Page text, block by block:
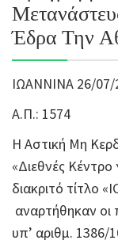
Έδρα Την
ΙΩΑΝΝΙΝΑ 26/07/
Α.Π.: 1574
Η Αστική Μη
«Διεθνές
διακριτό τίτλο
αναρτήθηκαν οι
υπ’ αριθμ.